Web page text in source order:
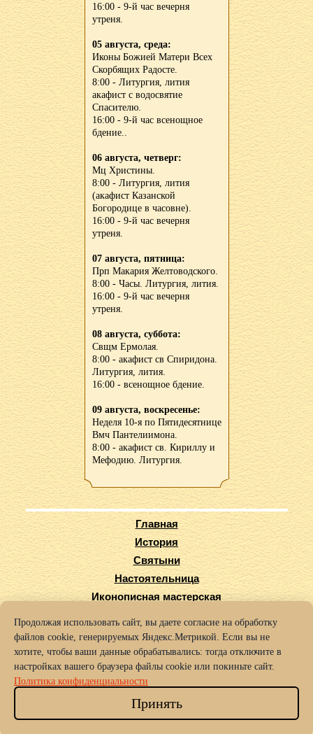
16:00 - 9-й час вечерня
утреня.
05 августа, среда:
Иконы Божией Матери Всех
Скорбящих Радосте.
8:00 - Литургия, лития
акафист с водосвятие
Спасителю.
16:00 - 9-й час всенощное
бдение..
06 августа, четверг:
Мц Христины.
8:00 - Литургия, лития
(акафист Казанской
Богородице в часовне).
16:00 - 9-й час вечерня
утреня.
07 августа, пятница:
Прп Макария Желтоводского.
8:00 - Часы. Литургия, лития.
16:00 - 9-й час вечерня
утреня.
08 августа, суббота:
Свщм Ермолая.
8:00 - акафист св Спиридона.
Литургия, лития.
16:00 - всенощное бдение.
09 августа, воскресенье:
Неделя 10-я по Пятидесятнице
Вмч Пантелиимона.
8:00 - акафист св. Кириллу и
Мефодию. Литургия.
Главная
История
Святыни
Настоятельница
Иконописная мастерская
Карта сайта
Заказать требы
© 2016-2025 Архиерейское подворье храма во имя Святых Кирилла
Политика конфиденциальности
Продолжая использовать сайт, вы даете согласие на обработку
файлов cookie, генерируемых Яндекс.Метрикой. Если вы не
хотите, чтобы ваши данные обрабатывались: тогда отключите в
настройках вашего браузера файлы cookie или покиньте сайт.
Политика конфиденциальности
Принять